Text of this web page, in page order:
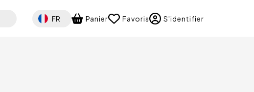
Select your language
FR Panier Favoris S'identifier